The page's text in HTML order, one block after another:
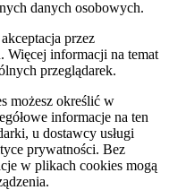
danych osobowych.
przez
Więcej informacji na temat
przeglądarek.
możesz określić w
informacje na ten
u dostawcy usługi
prywatności. Bez
w plikach cookies mogą